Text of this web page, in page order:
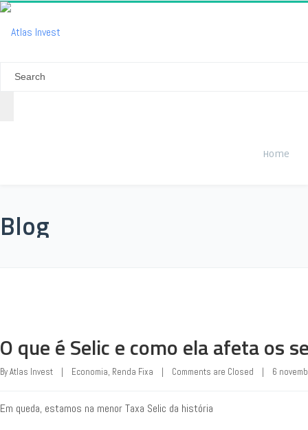
Home
Blog
O que é Selic e como ela afeta os
By Atlas Invest | Economia, Renda Fixa | Comments are Closed | 6
Em queda, estamos na menor Taxa Selic da história